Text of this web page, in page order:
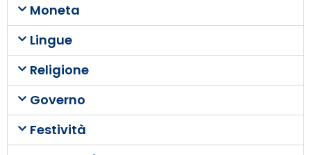
Moneta
Lingue
Religione
Governo
Festività